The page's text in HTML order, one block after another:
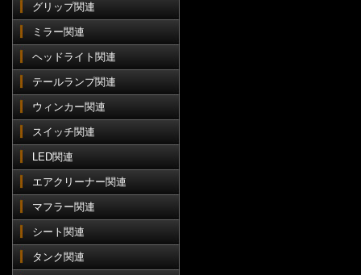
グリップ関連
ミラー関連
ヘッドライト関連
テールランプ関連
ウィンカー関連
スイッチ関連
LED関連
エアクリーナー関連
マフラー関連
シート関連
タンク関連